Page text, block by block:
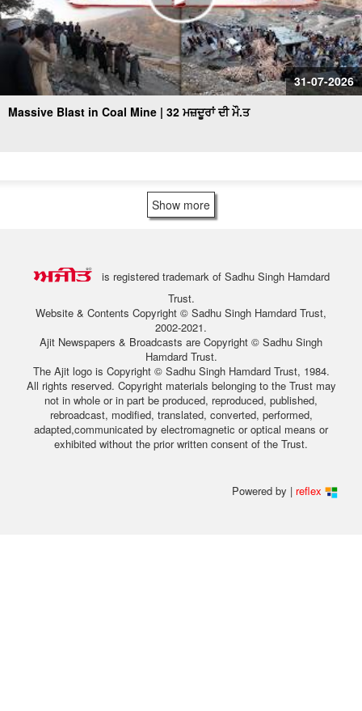
31-07-2026
Massive Blast in Coal Mine | 32 ਮਜ਼ਦੂਰਾਂ ਦੀ ਮੌ.ਤ
Show more
is registered trademark of Sadhu Singh Hamdard
Trust.
Website & Contents Copyright © Sadhu Singh Hamdard Trust,
2002-2021.
Ajit Newspapers & Broadcasts are Copyright © Sadhu Singh
Hamdard Trust.
The Ajit logo is Copyright © Sadhu Singh Hamdard Trust, 1984.
All rights reserved. Copyright materials belonging to the Trust may
not in whole or in part be produced, reproduced, published,
rebroadcast, modified, translated, converted, performed,
adapted,communicated by electromagnetic or optical means or
exhibited without the prior written consent of the Trust.
Powered by | reflex